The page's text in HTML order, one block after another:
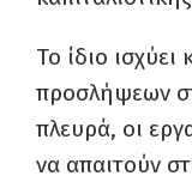
Το ίδιο
προσλήψεων
πλευρά, οι
να απαιτούν